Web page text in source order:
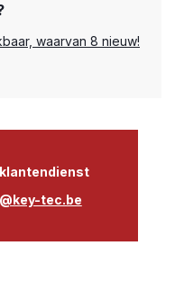
waarvan 8 nieuw!
tec.be